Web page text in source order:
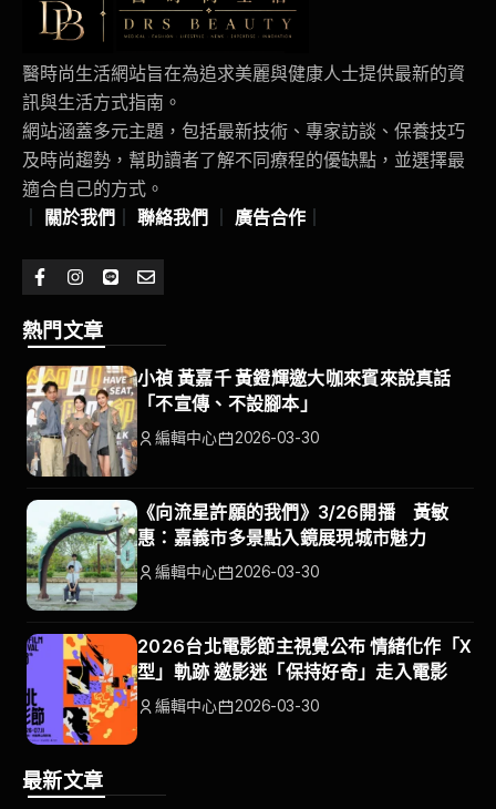
醫時尚生活網站旨在為追求美麗與健康人士提供最新的資
訊與生活方式指南。
網站涵蓋多元主題，包括最新技術、專家訪談、保養技巧
及時尚趨勢，幫助讀者了解不同療程的優缺點，並選擇最
適合自己的方式。
關於我們 聯絡我們 廣告合作
熱門文章
小禎 黃嘉千 黃鐙輝邀大咖來賓來說真話
「不宣傳、不設腳本」
編輯中心 2026-03-30
《向流星許願的我們》3/26開播 黃敏
惠：嘉義市多景點入鏡展現城市魅力
編輯中心 2026-03-30
2026台北電影節主視覺公布 情緒化作「X
型」軌跡 邀影迷「保持好奇」走入電影
編輯中心 2026-03-30
最新文章